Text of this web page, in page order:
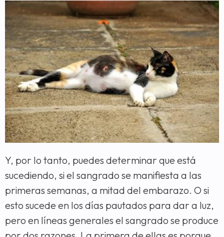
Y, por lo tanto, puedes determinar que está
sucediendo, si el sangrado se manifiesta a las
primeras semanas, a mitad del embarazo. O si
esto sucede en los días pautados para dar a luz,
pero en líneas generales el sangrado se produce